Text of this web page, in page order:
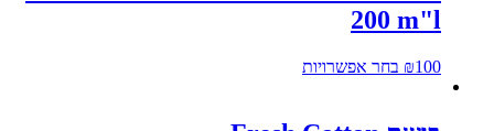
200 m"l
₪100 בחר אפשרויות